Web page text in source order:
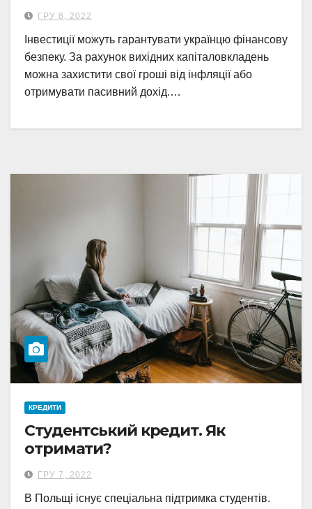
ГРУ 8, 2022
Інвестиції можуть гарантувати українцю фінансову
безпеку. За рахунок вихідних капіталовкладень
можна захистити свої гроші від інфляції або
отримувати пасивний дохід.…
КРЕДИТИ
Студентський кредит. Як
отримати?
ГРУ 7, 2022
В Польщі існує спеціальна підтримка студентів.